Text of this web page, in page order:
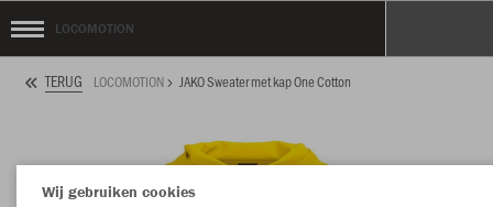
LOCOMOTION
TERUG LOCOMOTION JAKO Sweater met kap One Cotton
Wij gebruiken cookies